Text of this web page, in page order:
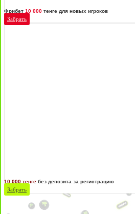
Фрибет 10 000 тенге для новых игроков
Забрать
10 000 тенге без депозита за регистрацию
Забрать